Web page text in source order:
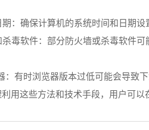
：确保计算机的系统时间和日期
杀毒软件：部分防火墙或杀毒软件
：有时浏览器版本过低可能会导致
用这些方法和技术手段，用户可